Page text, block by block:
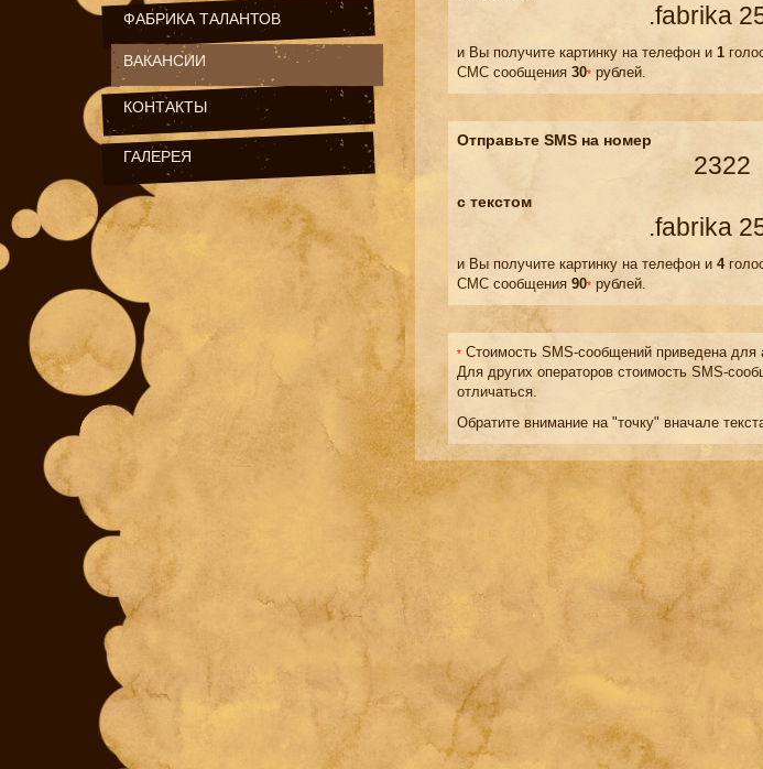
.fabrika
и Вы получите картинку на телефон и 1
СМС сообщения 30* рублей.
Отправьте SMS на номер
2322
с текстом
.fabrika
и Вы получите картинку на телефон и 4
СМС сообщения 90* рублей.
* Стоимость SMS-сообщений приведена
Для других операторов стоимость SMS-
отличаться.
Обратите внимание на "точку" вначале
ФАБРИКА ТАЛАНТОВ
ВАКАНСИИ
КОНТАКТЫ
ГАЛЕРЕЯ